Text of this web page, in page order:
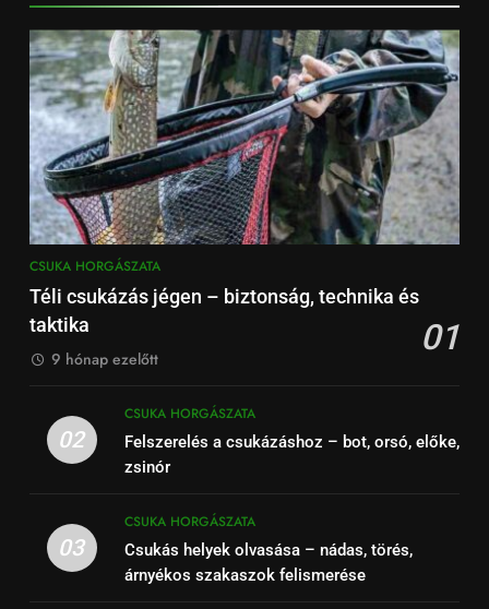
CSUKA HORGÁSZATA
Téli csukázás jégen – biztonság, technika és
taktika
01
9 hónap ezelőtt
02
CSUKA HORGÁSZATA
Felszerelés a csukázáshoz – bot, orsó, előke,
zsinór
03
CSUKA HORGÁSZATA
Csukás helyek olvasása – nádas, törés,
árnyékos szakaszok felismerése